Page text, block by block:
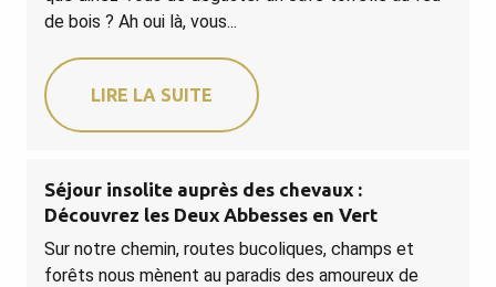
de bois ? Ah oui là, vous...
LIRE LA SUITE
Séjour insolite auprès des chevaux :
Découvrez les Deux Abbesses en Vert
Sur notre chemin, routes bucoliques, champs et
forêts nous mènent au paradis des amoureux de